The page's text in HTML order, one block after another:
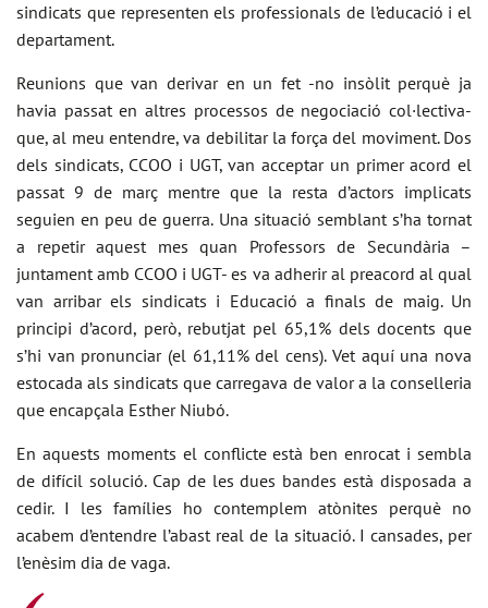
sindicats que representen els professionals de l’educació i el
departament.
Reunions que van derivar en un fet -no insòlit perquè ja
havia passat en altres processos de negociació col·lectiva-
que, al meu entendre, va debilitar la força del moviment. Dos
dels sindicats, CCOO i UGT, van acceptar un primer acord el
passat 9 de març mentre que la resta d’actors implicats
seguien en peu de guerra. Una situació semblant s’ha tornat
a repetir aquest mes quan Professors de Secundària –
juntament amb CCOO i UGT- es va adherir al preacord al qual
van arribar els sindicats i Educació a finals de maig. Un
principi d’acord, però, rebutjat pel 65,1% dels docents que
s’hi van pronunciar (el 61,11% del cens). Vet aquí una nova
estocada als sindicats que carregava de valor a la conselleria
que encapçala Esther Niubó.
En aquests moments el conflicte està ben enrocat i sembla
de difícil solució. Cap de les dues bandes està disposada a
cedir. I les famílies ho contemplem atònites perquè no
acabem d’entendre l’abast real de la situació. I cansades, per
l’enèsim dia de vaga.